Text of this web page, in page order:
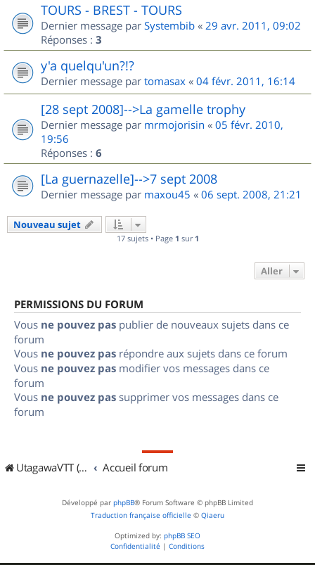
TOURS - BREST - TOURS
Dernier message par Systembib « 29 avr. 2011, 09:02
Réponses : 3
y'a quelqu'un?!?
Dernier message par tomasax « 04 févr. 2011, 16:14
[28 sept 2008]-->La gamelle trophy
Dernier message par mrmojorisin « 05 févr. 2010,
19:56
Réponses : 6
[La guernazelle]-->7 sept 2008
Dernier message par maxou45 « 06 sept. 2008, 21:21
Nouveau sujet
17 sujets • Page 1 sur 1
Aller
PERMISSIONS DU FORUM
Vous ne pouvez pas publier de nouveaux sujets dans ce
forum
Vous ne pouvez pas répondre aux sujets dans ce forum
Vous ne pouvez pas modifier vos messages dans ce
forum
Vous ne pouvez pas supprimer vos messages dans ce
forum
UtagawaVTT (Randos VTT et VTTAE avec traces GPS) Accueil forum
Développé par phpBB® Forum Software © phpBB Limited
Traduction française officielle © Qiaeru
Optimized by: phpBB SEO
Confidentialité | Conditions